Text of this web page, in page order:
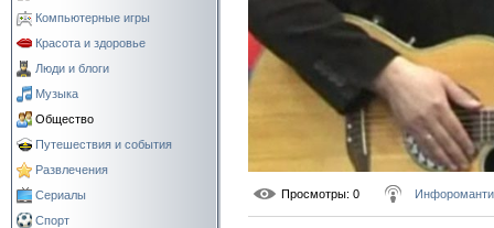
Компьютерные игры
Красота и здоровье
Люди и блоги
Музыка
Общество
Путешествия и события
Развлечения
Сериалы
Спорт
Просмотры: 0